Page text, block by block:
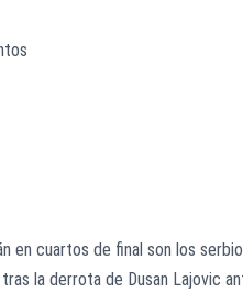
en cuartos de final son los
la derrota de Dusan Lajovic